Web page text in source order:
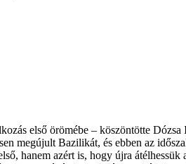
első örömébe – köszöntötte Dózsa
megújult Bazilikát, és ebben az
hanem azért is, hogy újra